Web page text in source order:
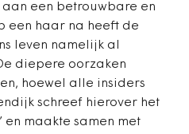
een betrouwbare en
een haar na heeft de
leven namelijk al
diepere oorzaken
hoewel alle insiders
schreef hierover het
en maakte samen met